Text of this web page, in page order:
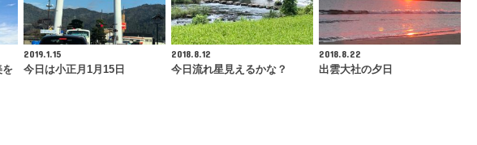
を
2019.1.15
今日は小正月1月15日
2018.8.12
今日流れ星見えるかな？
2018.8.22
出雲大社の夕日